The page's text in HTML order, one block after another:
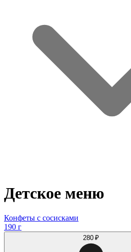
Детское меню
Конфеты с сосисками
190 г
280 ₽